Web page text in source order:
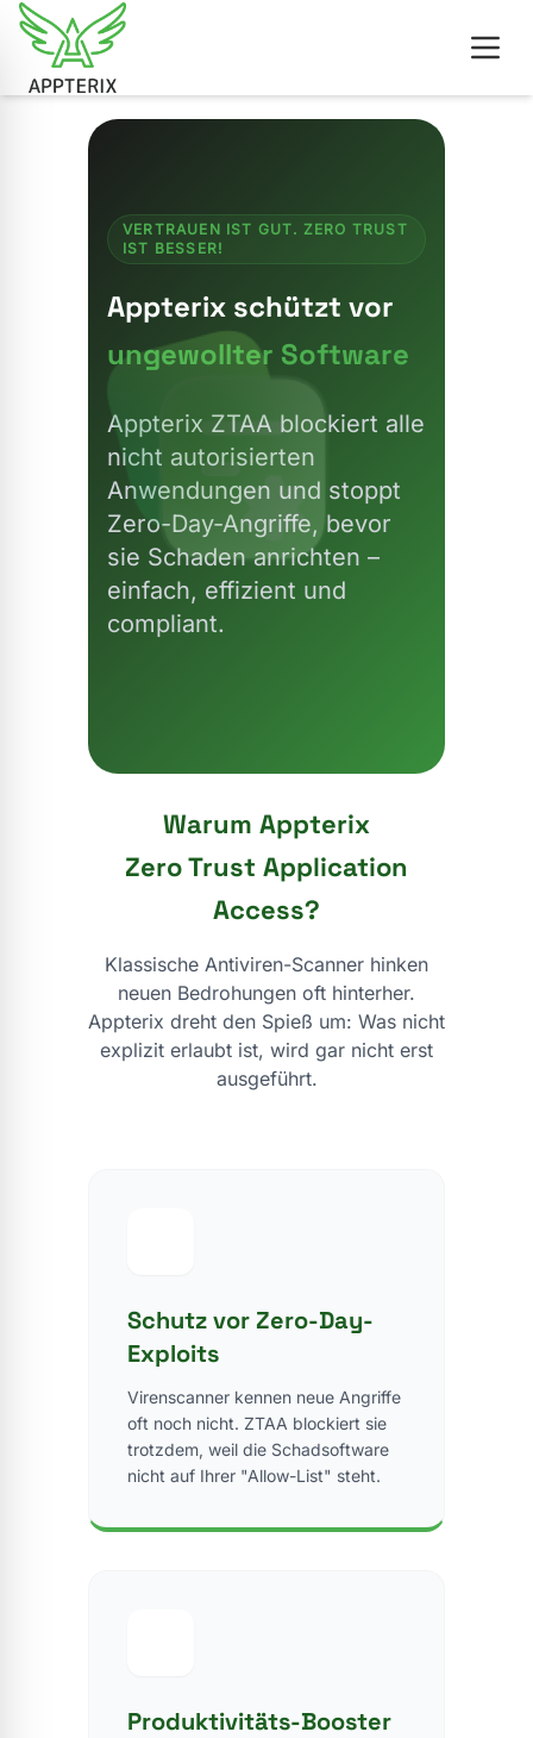
VERTRAUEN IST GUT. ZERO TRUST
IST BESSER!
Appterix schützt vor
ungewollter Software
Appterix ZTAA blockiert alle
nicht autorisierten
Anwendungen und stoppt
Zero-Day-Angriffe, bevor
sie Schaden anrichten –
einfach, effizient und
compliant.
Warum Appterix
Zero Trust Application
Access?
Klassische Antiviren-Scanner hinken
neuen Bedrohungen oft hinterher.
Appterix dreht den Spieß um: Was nicht
explizit erlaubt ist, wird gar nicht erst
ausgeführt.
Schutz vor Zero-Day-
Exploits
Virenscanner kennen neue Angriffe
oft noch nicht. ZTAA blockiert sie
trotzdem, weil die Schadsoftware
nicht auf Ihrer "Allow-List" steht.
Produktivitäts-Booster